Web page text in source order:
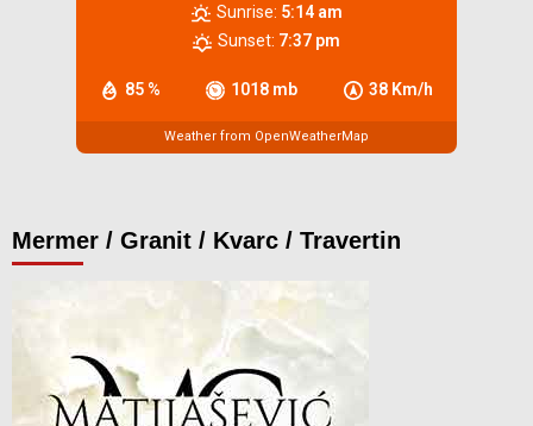
85 % 1018 mb 38 Km/h
Sunrise: 5:14 am
Sunset: 7:37 pm
Weather from OpenWeatherMap
Mermer / Granit / Kvarc / Travertin